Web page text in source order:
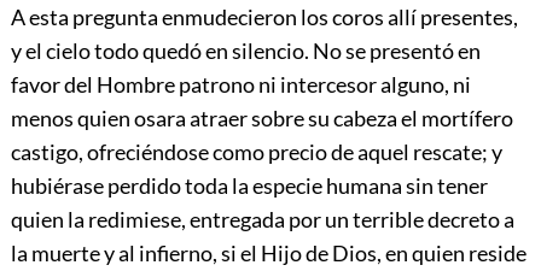
A esta pregunta enmudecieron los coros allí presentes,
y el cielo todo quedó en silencio. No se presentó en
favor del Hombre patrono ni intercesor alguno, ni
menos quien osara atraer sobre su cabeza el mortífero
castigo, ofreciéndose como precio de aquel rescate; y
hubiérase perdido toda la especie humana sin tener
quien la redimiese, entregada por un terrible decreto a
la muerte y al infierno, si el Hijo de Dios, en quien reside